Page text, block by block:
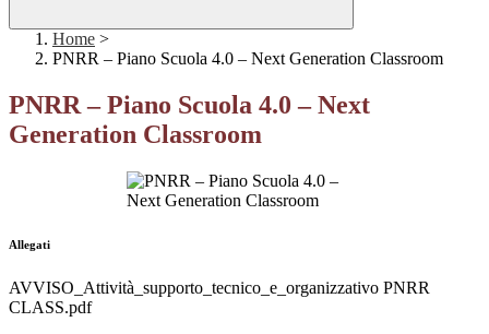
Home >
PNRR – Piano Scuola 4.0 – Next Generation Classroom
PNRR – Piano Scuola 4.0 – Next
Generation Classroom
Allegati
AVVISO_Attività_supporto_tecnico_e_organizzativo PNRR
CLASS.pdf